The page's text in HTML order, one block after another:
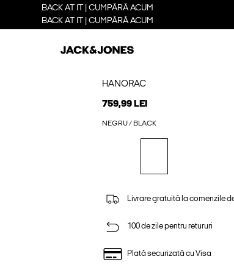
BACK AT IT | CUMPĂRĂ ACUM
BACK AT IT | CUMPĂRĂ ACUM
HANORAC
759,99 LEI
NEGRU / BLACK
Livrare gratuită la comenzile
100 de zile pentru retururi
Plată securizată cu Visa